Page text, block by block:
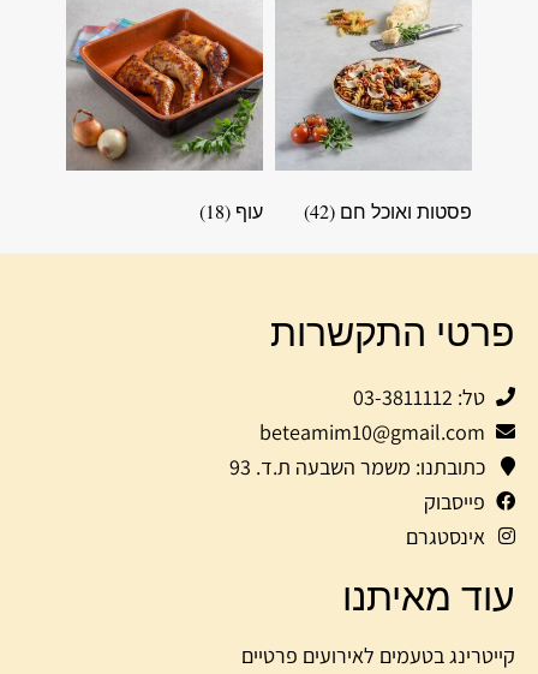
פסטות ואוכל חם (42) עוף (18)
פרטי התקשרות
טל: 03-3811112
beteamim10@gmail.com
כתובתנו: משמר השבעה ת.ד. 93
פייסבוק
אינסטגרם
עוד מאיתנו
קייטרינג בטעמים לאירועים פרטיים